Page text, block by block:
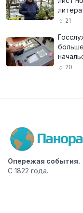
21
20
Опережая события.
С 1822 года.